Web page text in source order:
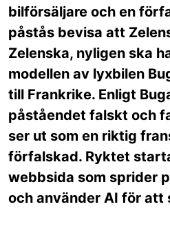
bilförsäljare och en
påstås bevisa att
Zelenska, nyligen ska
modellen av lyxbilen
till Frankrike. Enligt
påståendet falskt och
ser ut som en riktig
förfalskad. Ryktet
webbsida som sprider
och använder AI för att